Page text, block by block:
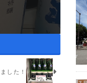
した！